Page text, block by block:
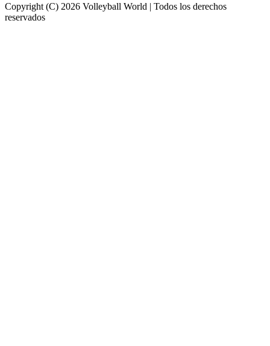
Copyright (C) 2026 Volleyball World | Todos los derechos
reservados